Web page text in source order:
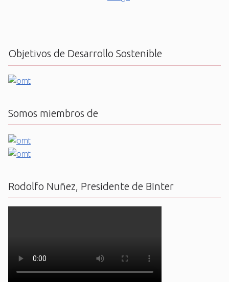
Objetivos de Desarrollo Sostenible
Somos miembros de
Rodolfo Nuñez, Presidente de BInter